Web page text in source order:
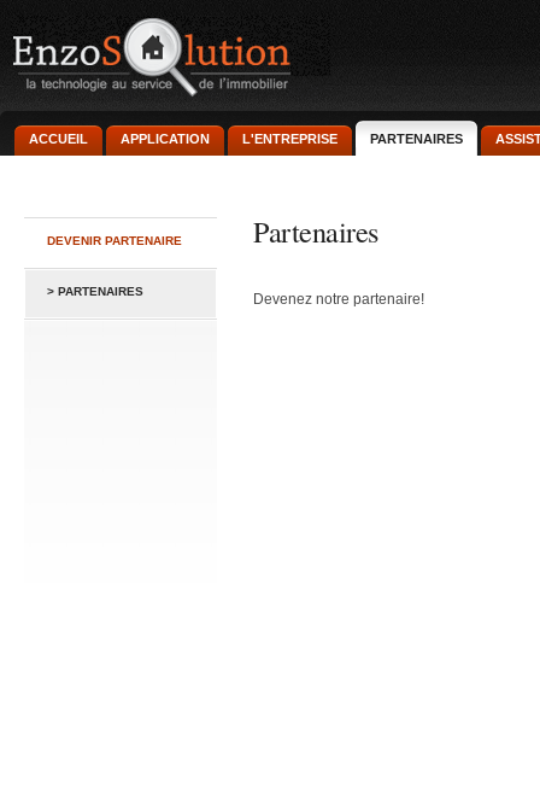
ACCUEIL APPLICATION L'ENTREPRISE PARTENAIRES
DEVENIR PARTENAIRE
> PARTENAIRES
Partenaires
Devenez notre partenaire!